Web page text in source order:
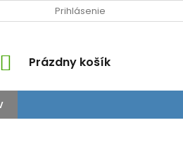
Prihlásenie
NÁKUPNÝ
Prázdny košík